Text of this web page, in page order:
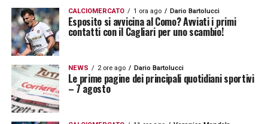
CALCIOMERCATO 1 ora ago Dario Bartolucci
Esposito si avvicina al Como? Avviati i primi
contatti con il Cagliari per uno scambio!
NEWS 2 ore ago Dario Bartolucci
Le prime pagine dei principali quotidiani sportivi
– 7 agosto